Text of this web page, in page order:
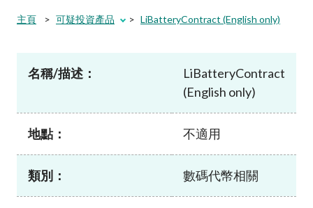
本會簡介
資料庫
新聞稿及公布
主頁 可疑投資產品 LiBatteryContract (English only)
名稱/描述：
LiBatteryContract
(English only)
地點： 不適用
類別： 數碼代幣相關